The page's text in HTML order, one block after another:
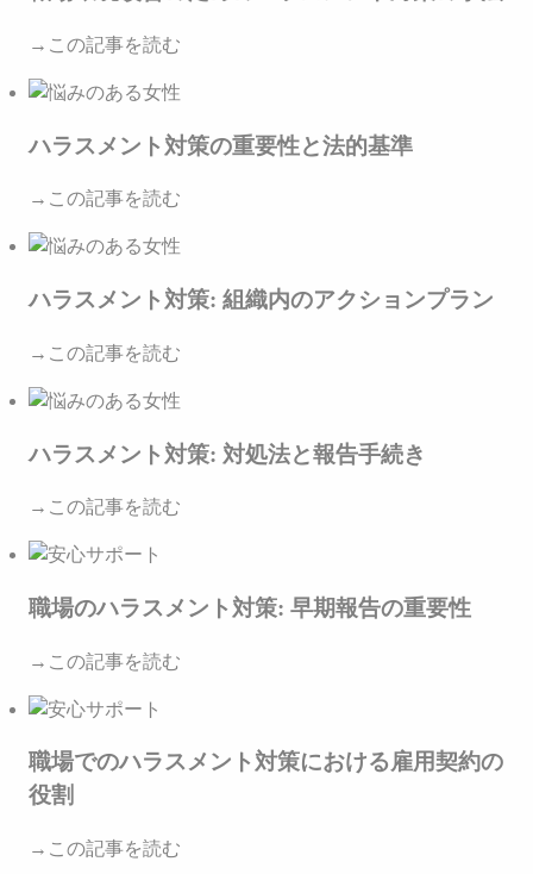
→この記事を読む
ハラスメント対策の重要性と法的基準
→この記事を読む
ハラスメント対策: 組織内のアクションプラン
→この記事を読む
ハラスメント対策: 対処法と報告手続き
→この記事を読む
職場のハラスメント対策: 早期報告の重要性
→この記事を読む
職場でのハラスメント対策における雇用契約の
役割
→この記事を読む